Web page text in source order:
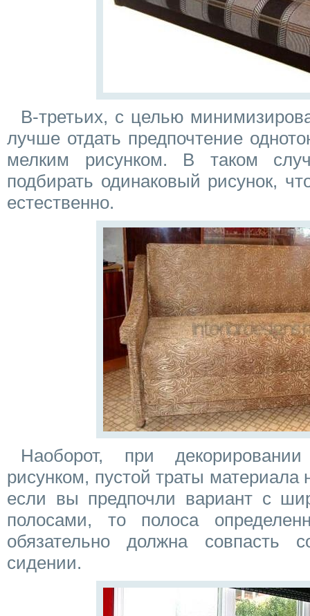
В-третьих, с целью
лучше отдать предпочтение
мелким рисунком. В таком
подбирать одинаковый рисунок,
естественно.
Наоборот, при
рисунком, пустой траты
если вы предпочли вариант с
полосами, то полоса
обязательно должна совпасть
сидении.